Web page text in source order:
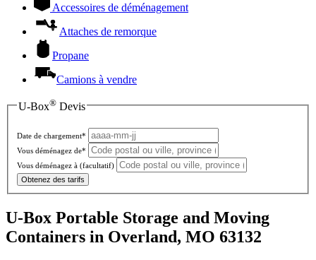
Accessoires de déménagement
Attaches de remorque
Propane
Camions à vendre
U-Box® Devis
Date de chargement*
Vous déménagez de*
Vous déménagez à (facultatif)
Obtenez des tarifs
U-Box Portable Storage and Moving
Containers in Overland, MO 63132